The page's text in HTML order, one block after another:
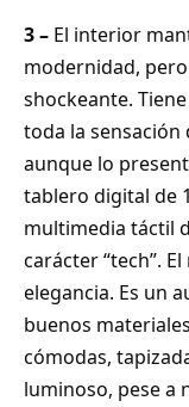
3 – El interior
modernidad,
shockeante.
toda la
aunque lo
tablero digital de
multimedia táctil
carácter “tech”.
elegancia. Es un
buenos
cómodas,
luminoso, pese a